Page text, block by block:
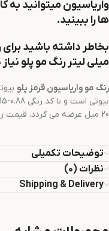
واریاسیون میتوانید به
ها را ببینید.
میلی لیتر رنگ مو پلو نیاز
رنگ مو واریاسیون قرمز پلو
20 میل عرضه می گردد. قیمت رنگ مو پلو …
توضیحات تکمیلی
نظرات (0)
Shipping & Delivery